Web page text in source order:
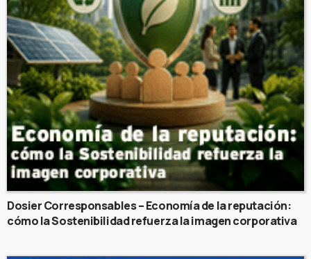
Dosier Corresponsables – Economía de la reputación:
cómo la Sostenibilidad refuerza la imagen corporativa